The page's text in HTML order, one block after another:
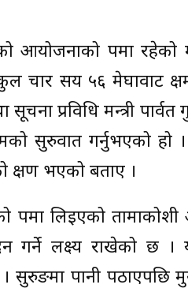
आयोजनाको रूपमा
चार सय ५६ मेघावाट
प्रविधि मन्त्री
सुरुवात गर्नुभएको हो ।
क्षण भएको बताए ।
रूपमा लिइएको
गर्ने लक्ष्य राखेको छ
सुरुङमा पानी